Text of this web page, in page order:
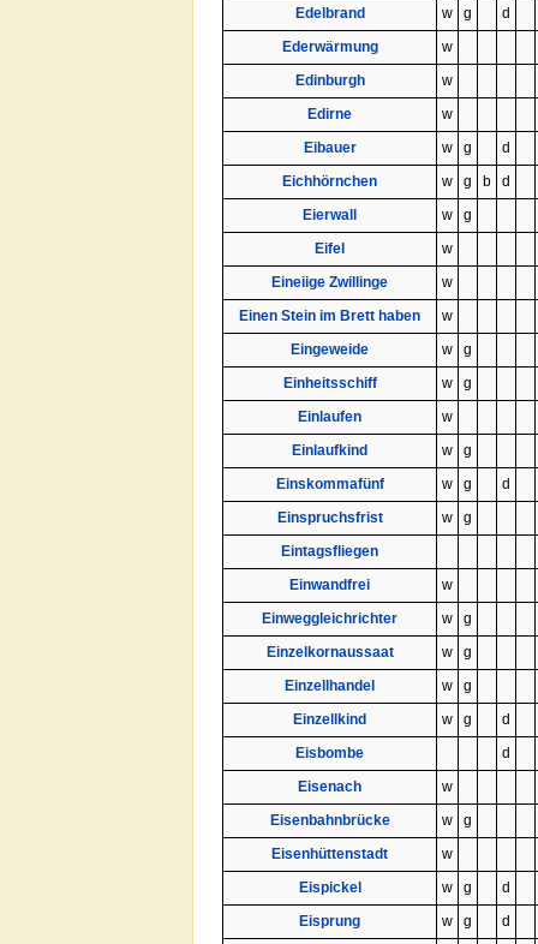
Edelbrand
w g
d
Ederwärmung
w
Edinburgh
w
Edirne
w
Eibauer
w g
d
Eichhörnchen
w g b
d
Eierwall
w
g
Eifel
w
Eineiige Zwillinge
w
Einen Stein im Brett haben
w
Eingeweide
w
g
Einheitsschiff
w
g
Einlaufen
w
Einlaufkind
w
g
Einskommafünf
w g
d
Einspruchsfrist
w
g
Eintagsfliegen
Einwandfrei
w
Einweggleichrichter
w
g
Einzelkornaussaat
w
g
Einzellhandel
w
g
Einzellkind
w g
d
Eisbombe
d
Eisenach
w
Eisenbahnbrücke
w
g
Eisenhüttenstadt
w
Eispickel
w g
d
Eisprung
w g
d